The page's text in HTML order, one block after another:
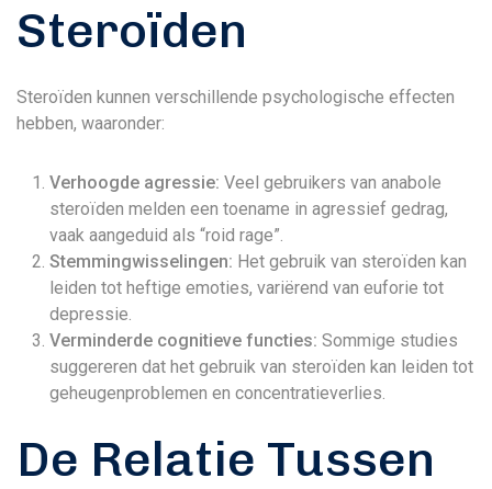
Steroïden
Steroïden kunnen verschillende psychologische effecten
hebben, waaronder:
Verhoogde agressie: Veel gebruikers van anabole
steroïden melden een toename in agressief gedrag,
vaak aangeduid als “roid rage”.
Stemmingwisselingen: Het gebruik van steroïden kan
leiden tot heftige emoties, variërend van euforie tot
depressie.
Verminderde cognitieve functies: Sommige studies
suggereren dat het gebruik van steroïden kan leiden tot
geheugenproblemen en concentratieverlies.
De Relatie Tussen